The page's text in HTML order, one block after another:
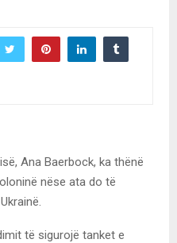
Ana Baerbock, ka thënë
nëse ata do të
të sigurojë tanket e